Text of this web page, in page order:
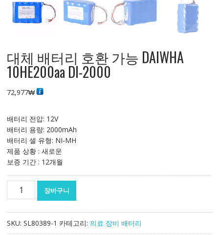
대체 배터리 호환 가능 DAIWHA
10HE200aa DI-2000
72,977₩
배터리 전압: 12V
배터리 용량: 2000mAh
배터리 셀 유형: NI-MH
제품 상황 : 새로운
보증 기간 : 12개월
리
장바구니
SKU: SL80389-1 카테고리: 의료 장비 배터리